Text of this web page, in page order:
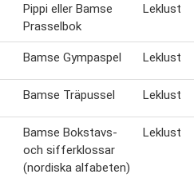
Pippi eller Bamse
Prasselbok
Leklust
Bamse Gympaspel Leklust
Bamse Träpussel Leklust
Bamse Bokstavs-
och sifferklossar
(nordiska alfabeten)
Leklust